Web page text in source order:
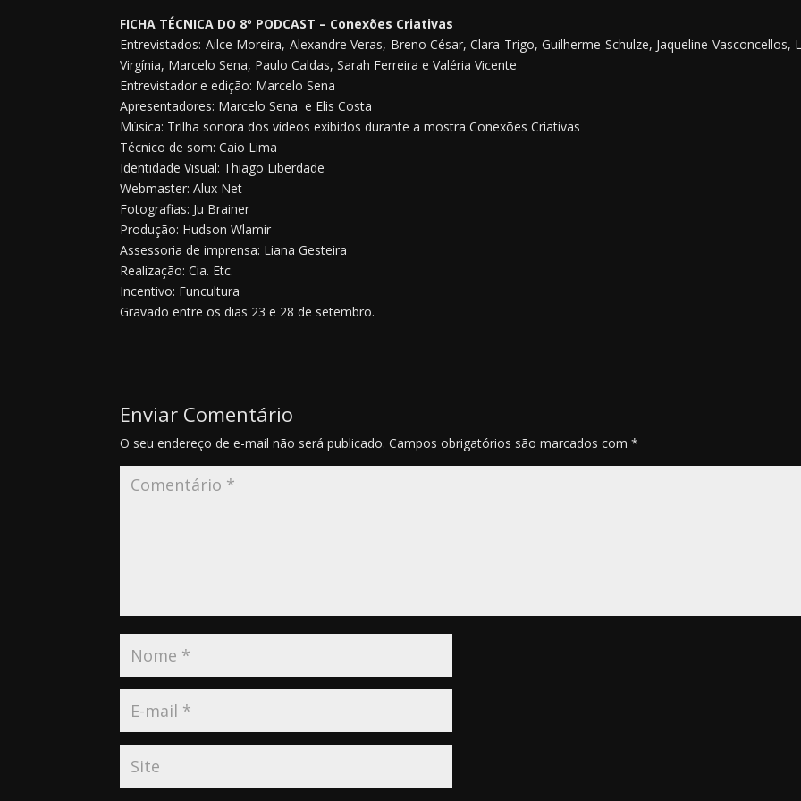
FICHA TÉCNICA DO 8º PODCAST – Conexões Criativas
Entrevistados: Ailce Moreira, Alexandre Veras, Breno César, Clara Trigo, Guilherme Schulze, Jaqueline Vasconcellos,
Virgínia, Marcelo Sena, Paulo Caldas, Sarah Ferreira e Valéria Vicente
Entrevistador e edição: Marcelo Sena
Apresentadores: Marcelo Sena e Elis Costa
Música: Trilha sonora dos vídeos exibidos durante a mostra Conexões Criativas
Técnico de som: Caio Lima
Identidade Visual: Thiago Liberdade
Webmaster: Alux Net
Fotografias: Ju Brainer
Produção: Hudson Wlamir
Assessoria de imprensa: Liana Gesteira
Realização: Cia. Etc.
Incentivo: Funcultura
Gravado entre os dias 23 e 28 de setembro.
Enviar Comentário
O seu endereço de e-mail não será publicado. Campos obrigatórios são marcados com*